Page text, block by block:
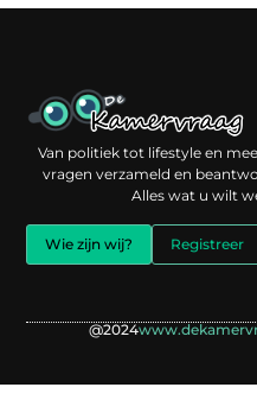
Van politiek tot lifestyle en
vragen verzameld en
Alles wat u wilt
Wie zijn wij? Registreer
@2024